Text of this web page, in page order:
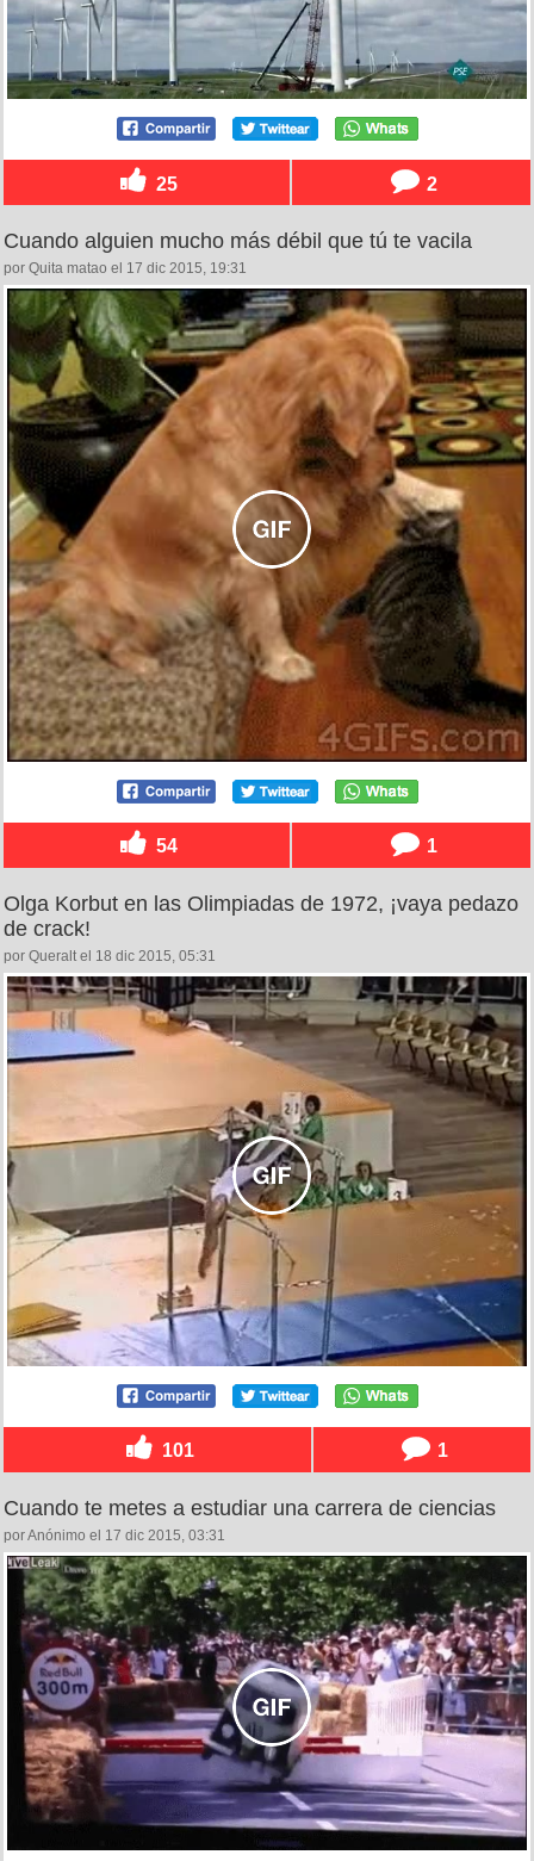
25 2
Cuando alguien mucho más débil que tú te vacila
por Quita matao el 17 dic 2015, 19:31
54 1
Olga Korbut en las Olimpiadas de 1972, ¡vaya pedazo
de crack!
por Queralt el 18 dic 2015, 05:31
101 1
Cuando te metes a estudiar una carrera de ciencias
por Anónimo el 17 dic 2015, 03:31